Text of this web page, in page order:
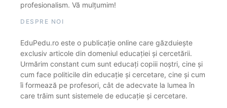
profesionalism. Vă mulțumim!
DESPRE NOI
EduPedu.ro este o publicație online care găzduiește
exclusiv articole din domeniul educației și cercetării.
Urmărim constant cum sunt educați copiii noștri, cine și
cum face politicile din educație și cercetare, cine și cum
îi formează pe profesori, cât de adecvate la lumea în
care trăim sunt sistemele de educație și cercetare.